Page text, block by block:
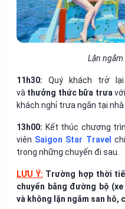
Lặn ngắm
11h30: Quý khách trở
và thưởng thức bữa trưa
khách nghỉ trưa ngắn tại nhà
13h00: Kết thúc chương
viên Saigon Star Travel
trong những chuyến đi sau.
LƯU Ý: Trường hợp thời
chuyển bằng đường bộ
và không lặn ngắm san hô,